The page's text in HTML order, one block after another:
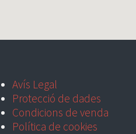
Avís Legal
Protecció de dades
Condicions de venda
Política de cookies